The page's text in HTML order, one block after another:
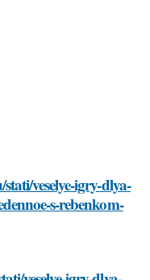
veselye-igry-dlya-
s-rebenkom-